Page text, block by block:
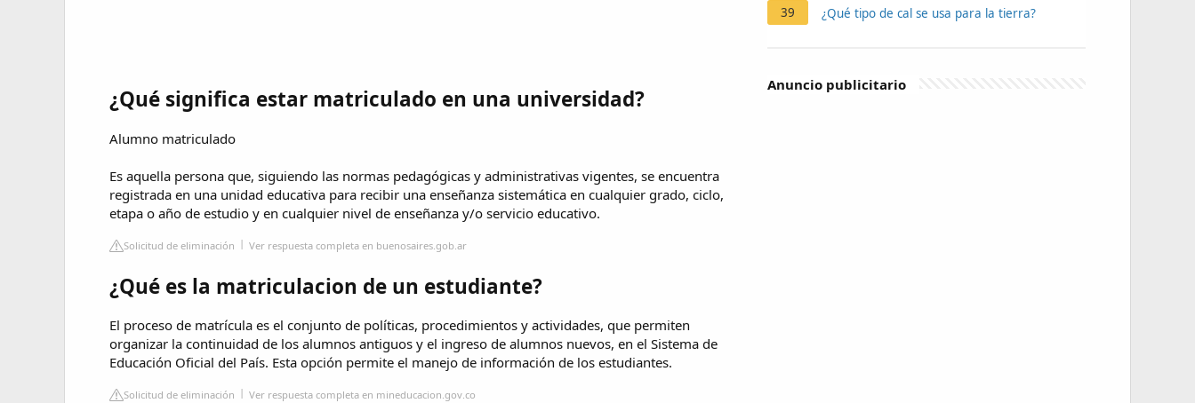
¿Qué significa estar matriculado en una universidad?
Alumno matriculado
Es aquella persona que, siguiendo las normas pedagógicas y administrativas vigentes, se encuentra
registrada en una unidad educativa para recibir una enseñanza sistemática en cualquier grado, ciclo,
etapa o año de estudio y en cualquier nivel de enseñanza y/o servicio educativo.
Solicitud de eliminación Ver respuesta completa en buenosaires.gob.ar
¿Qué es la matriculacion de un estudiante?
El proceso de matrícula es el conjunto de políticas, procedimientos y actividades, que permiten
organizar la continuidad de los alumnos antiguos y el ingreso de alumnos nuevos, en el Sistema de
Educación Oficial del País. Esta opción permite el manejo de información de los estudiantes.
Solicitud de eliminación Ver respuesta completa en mineducacion.gov.co
39
¿Qué tipo de cal se usa para la tierra?
Anuncio publicitario